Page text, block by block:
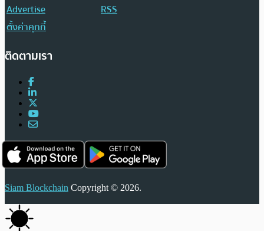
Advertise
RSS
ตั้งค่าคุกกี้
ติดตามเรา
Siam Blockchain Copyright © 2026.